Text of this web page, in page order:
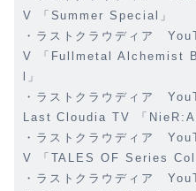
V 「Summer Special」
・ラストクラウディア
V 「Fullmetal Alchemist
l」
・ラストクラウディア
Last Cloudia TV 「
・ラストクラウディア
V 「TALES OF Series
・ラストクラウディア